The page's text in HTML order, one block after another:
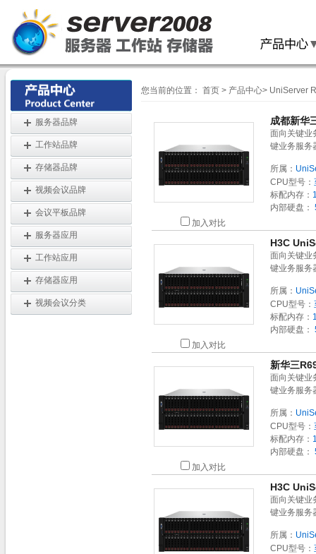
服务器品牌
工作站品牌
存储器品牌
视频会议品牌
会议平板品牌
服务器应用
工作站应用
存储器应用
视频会议分类
您当前的位置： 首页 > 产品中心> UniServer
加入对比
成都新华
面向关键业
键业务服务
所属：
CPU型号：
标配内存：
内部硬盘：
加入对比
H3C
面向关键业
键业务服务
所属：
CPU型号：
标配内存：
内部硬盘：
加入对比
新华三
面向关键业
键业务服务
所属：
CPU型号：
标配内存：
内部硬盘：
H3C
面向关键业
键业务服务
所属：
CPU型号：